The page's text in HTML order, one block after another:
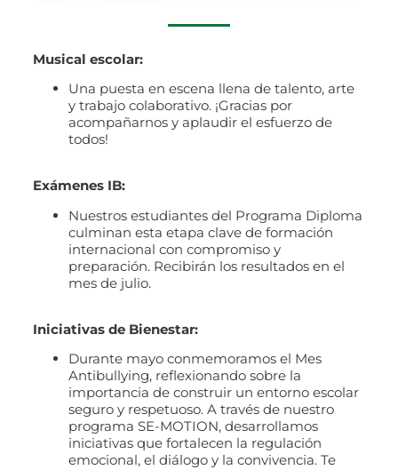
Musical escolar:
Una puesta en escena llena de talento, arte
y trabajo colaborativo. ¡Gracias por
acompañarnos y aplaudir el esfuerzo de
todos!
Exámenes IB:
Nuestros estudiantes del Programa Diploma
culminan esta etapa clave de formación
internacional con compromiso y
preparación. Recibirán los resultados en el
mes de julio.
Iniciativas de Bienestar:
Durante mayo conmemoramos el Mes
Antibullying, reflexionando sobre la
importancia de construir un entorno escolar
seguro y respetuoso. A través de nuestro
programa SE-MOTION, desarrollamos
iniciativas que fortalecen la regulación
emocional, el diálogo y la convivencia. Te